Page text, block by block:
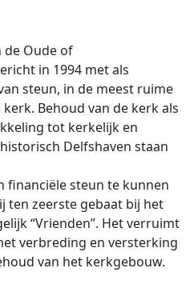
de Oude of
in 1994 met als
steun, in de meest ruime
Behoud van de kerk als
tot kerkelijk en
Delfshaven staan
financiële steun te kunnen
ten zeerste gebaat bij het
“Vrienden”. Het verruimt
verbreding en versterking
van het kerkgebouw.